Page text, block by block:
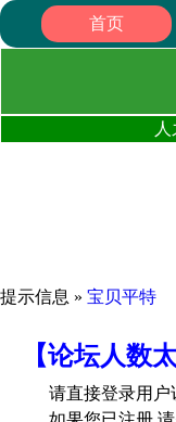
首页
提示信息 » 宝贝平特
【论坛人数
请直接登录用